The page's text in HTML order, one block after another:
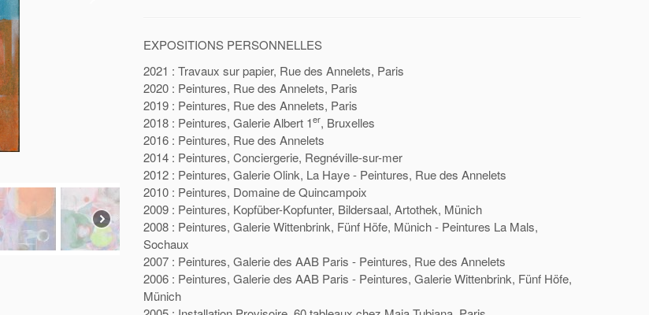
EXPOSITIONS PERSONNELLES
2021 : Travaux sur papier, Rue des Annelets, Paris
2020 : Peintures, Rue des Annelets, Paris
2019 : Peintures, Rue des Annelets, Paris
2018 : Peintures, Galerie Albert 1er, Bruxelles
2016 : Peintures, Rue des Annelets
2014 : Peintures, Conciergerie, Regnéville-sur-mer
2012 : Peintures, Galerie Olink, La Haye - Peintures, Rue des Annelets
2010 : Peintures, Domaine de Quincampoix
2009 : Peintures, Kopfüber-Kopfunter, Bildersaal, Artothek, Münich
2008 : Peintures, Galerie Wittenbrink, Fünf Höfe, Münich - Peintures La Mals,
Sochaux
2007 : Peintures, Galerie des AAB Paris - Peintures, Rue des Annelets
2006 : Peintures, Galerie des AAB Paris - Peintures, Galerie Wittenbrink, Fünf Höfe,
Münich